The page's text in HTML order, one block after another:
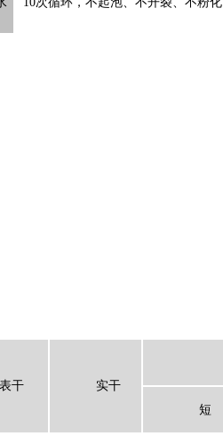
表干 实干
短